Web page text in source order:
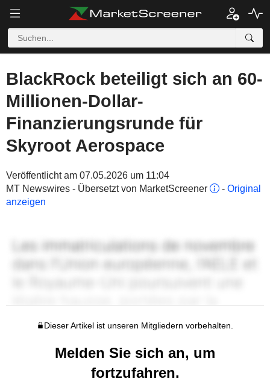
BlackRock beteiligt sich an 60-
Millionen-Dollar-
Finanzierungsrunde für
Skyroot Aerospace
Veröffentlicht am 07.05.2026 um 11:04
MT Newswires - Übersetzt von MarketScreener
- Original
anzeigen
Dieser Artikel ist unseren Mitgliedern vorbehalten.
Melden Sie sich an, um
fortzufahren.